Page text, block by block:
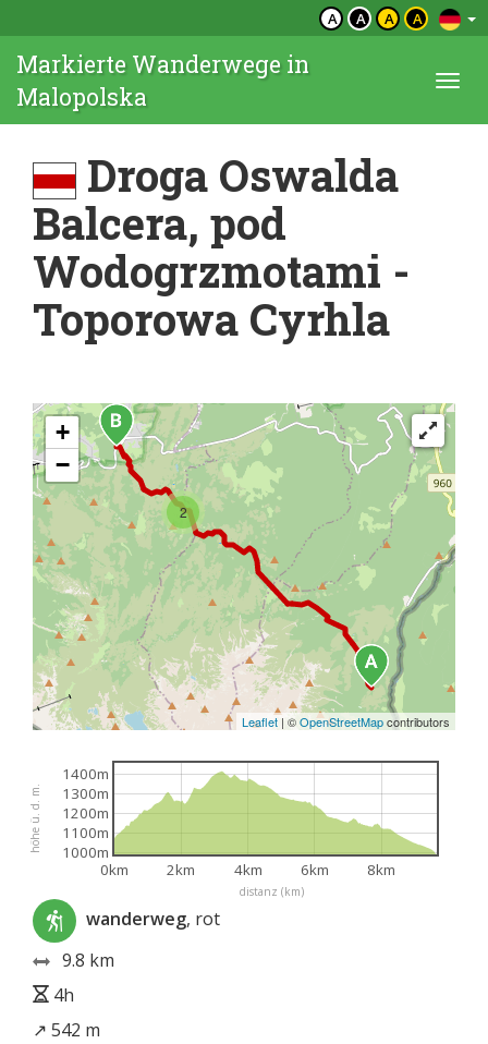
A A A A
Markierte Wanderwege in
Malopolska
Droga Oswalda
Balcera, pod
Wodogrzmotami -
Toporowa Cyrhla
2
+
−
Leaflet | ©OpenStreetMapcontributors
distanz (km)
höhe ü. d. m.
0km 2km 4km 6km 8km
1000m
1100m
1200m
1300m
1400m
wanderweg, rot
9.8 km
4h
↗ 542 m